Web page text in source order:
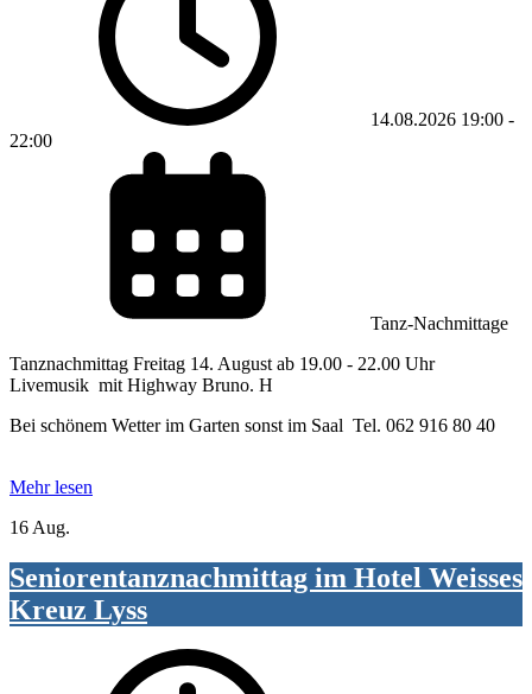
14.08.2026 19:00 -
22:00
Tanz-Nachmittage
Tanznachmittag Freitag 14. August ab 19.00 - 22.00 Uhr
Livemusik mit Highway Bruno. H
Bei schönem Wetter im Garten sonst im Saal Tel. 062 916 80 40
Mehr lesen
16 Aug.
Seniorentanznachmittag im Hotel Weisses
Kreuz Lyss